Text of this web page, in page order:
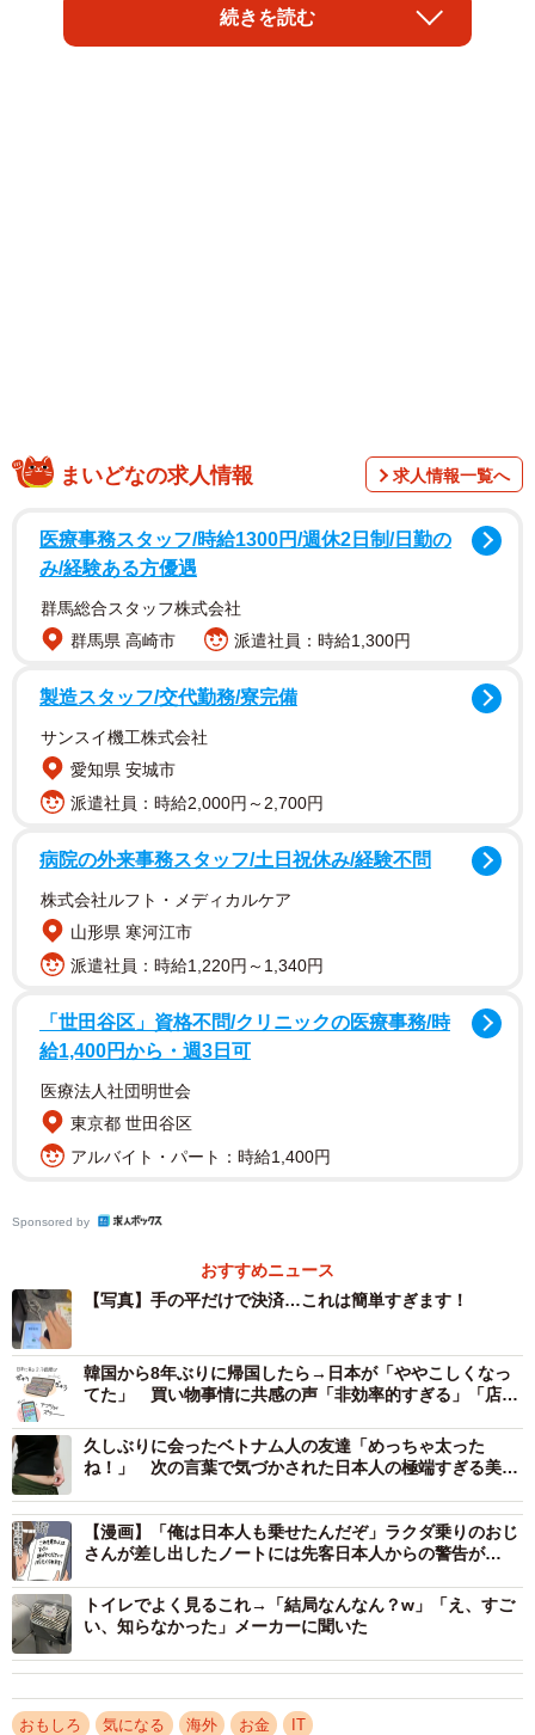
（@mako_63）。
1/1
スマホ等のデバイスがなくても端末に手のひらをかざすだ
昨年5月、スマホ決済アプリ「WeChat Pay」に導入した掌
や情報をもとに利用できるようだ。
今回の投稿に対し、SNSユーザー達からは
「手に何か埋め込んでるとかはではなく静脈認証的なやつ
ですか？？？指紋かな！？」
「でもなぁ、政府に抗議するデモ参加した人を弁護した弁
護士が現金以外何も使えなくなった、ってTVで言ってたな
ぁ…どういう処理の流れなのか 興味あるある」
「顔決済の自販機とかもありますよね 便利には便利です
けどちょっと怖くなります…」
など数々の驚きの声が寄せられている。
投稿した人に聞いた
吉川さんに話を聞いた。
ーー中国での手のひら決済はどれほど普及していますか？
吉川：深センと広州のセブン-イレブン、ローソン、地場コ
続きを読む
まいどなの求人情報 求人情報一覧へ
医療事務スタッフ/時給1300円/週休2日制/日勤の
み/経験ある方優遇
群馬総合スタッフ株式会社
群馬県 高崎市
派遣社員：時給1,300円
製造スタッフ/交代勤務/寮完備
サンスイ機工株式会社
愛知県 安城市
派遣社員：時給2,000円～2,700円
病院の外来事務スタッフ/土日祝休み/経験不問
株式会社ルフト・メディカルケア
山形県 寒河江市
派遣社員：時給1,220円～1,340円
「世田谷区」資格不問/クリニックの医療事務/時
給1,400円から・週3日可
医療法人社団明世会
東京都 世田谷区
アルバイト・パート：時給1,400円
Sponsored by
おすすめニュース
【写真】手の平だけで決済…これは簡単すぎます！
韓国から8年ぶりに帰国したら→日本が「ややこしくなっ
てた」 買い物事情に共感の声「非効率的すぎる」「店員
久しぶりに会ったベトナム人の友達「めっちゃ太った
ね！」 次の言葉で気づかされた日本人の極端すぎる美意
【漫画】「俺は日本人も乗せたんだぞ」ラクダ乗りのおじ
さんが差し出したノートには先客日本人からの警告が…
トイレでよく見るこれ→「結局なんなん？w」「え、すご
い、知らなかった」メーカーに聞いた
おもしろ 気になる 海外 お金 IT